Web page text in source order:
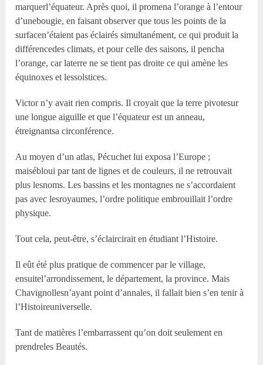
marquerl’équateur. Après quoi, il promena l’orange à l’entour
d’unebougie, en faisant observer que tous les points de la
surfacen’étaient pas éclairés simultanément, ce qui produit la
différencedes climats, et pour celle des saisons, il pencha
l’orange, car laterre ne se tient pas droite ce qui amène les
équinoxes et lessolstices.
Victor n’y avait rien compris. Il croyait que la terre pivotesur
une longue aiguille et que l’équateur est un anneau,
étreignantsa circonférence.
Au moyen d’un atlas, Pécuchet lui exposa l’Europe ;
maisébloui par tant de lignes et de couleurs, il ne retrouvait
plus lesnoms. Les bassins et les montagnes ne s’accordaient
pas avec lesroyaumes, l’ordre politique embrouillait l’ordre
physique.
Tout cela, peut-être, s’éclaircirait en étudiant l’Histoire.
Il eût été plus pratique de commencer par le village,
ensuitel’arrondissement, le département, la province. Mais
Chavignollesn’ayant point d’annales, il fallait bien s’en tenir à
l’Histoireuniverselle.
Tant de matières l’embarrassent qu’on doit seulement en
prendreles Beautés.